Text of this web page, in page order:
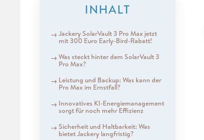
INHALT
Jackery SolarVault 3 Pro Max jetzt
mit 300 Euro Early-Bird-Rabatt!
Was steckt hinter dem SolarVault 3
Pro Max?
Leistung und Backup: Was kann der
Pro Max im Ernstfall?
Innovatives KI-Energiemanagement
sorgt für noch mehr Effizienz
Sicherheit und Haltbarkeit: Was
bietet Jackery langfristig?